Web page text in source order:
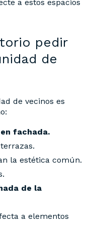
a estos espacios
pedir
de
de vecinos es
fachada.
la estética común.
de la
a elementos